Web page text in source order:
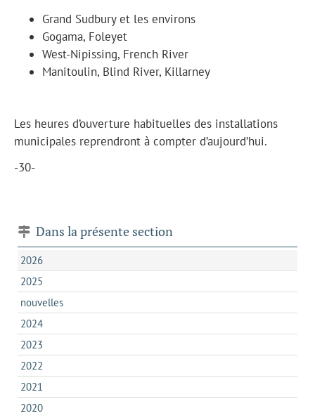
Grand Sudbury et les environs
Gogama, Foleyet
West-Nipissing, French River
Manitoulin, Blind River, Killarney
Les heures d’ouverture habituelles des installations
municipales reprendront à compter d’aujourd’hui.
-30-
Dans la présente section
2026
2025
nouvelles
2024
2023
2022
2021
2020